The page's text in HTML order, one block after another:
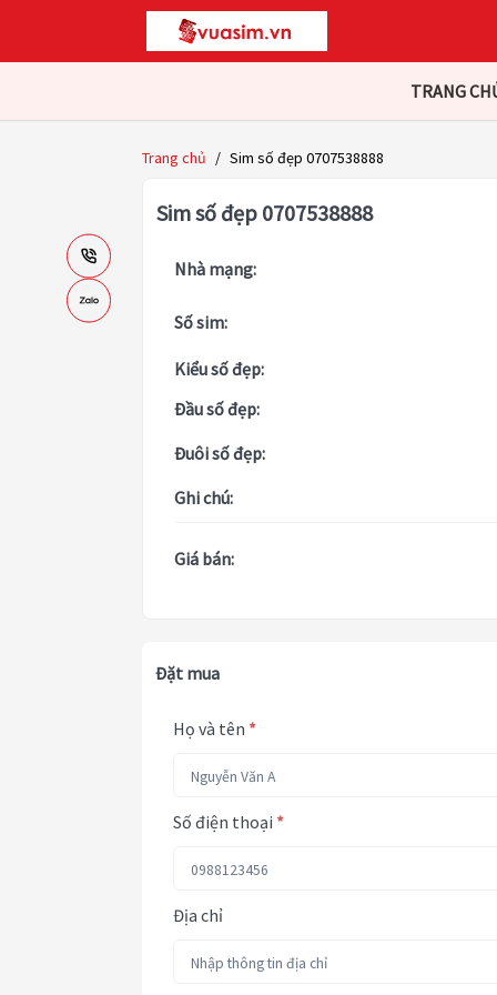
TRANG
Trang chủ / Sim số đẹp 0707538888
Sim số đẹp 0707538888
Nhà mạng:
Số sim:
Kiểu số đẹp:
Đầu số đẹp:
Đuôi số đẹp:
Ghi chú:
Giá bán:
Đặt mua
Họ và tên *
Số điện thoại *
Địa chỉ